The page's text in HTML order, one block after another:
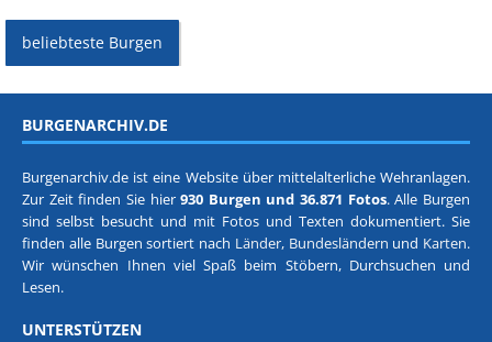
beliebteste Burgen
BURGENARCHIV.DE
Burgenarchiv.de ist eine Website über mittelalterliche Wehranlagen.
Zur Zeit finden Sie hier930 Burgen und 36.871 Fotos. Alle Burgen
sind selbst besucht und mit Fotos und Texten dokumentiert. Sie
finden alle Burgen sortiert nach Länder, Bundesländern und Karten.
Wir wünschen Ihnen viel Spaß beim Stöbern, Durchsuchen und
Lesen.
UNTERSTÜTZEN